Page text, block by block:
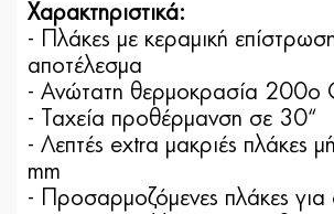
Χαρακτηριστικά:
- Πλάκες με κεραμική
αποτέλεσμα
- Ανώτατη θερμοκρασία 200o
- Ταχεία προθέρμανση σε 30“
- Λεπτές extra μακριές πλάκες
mm
- Προσαρμοζόμενες πλάκες